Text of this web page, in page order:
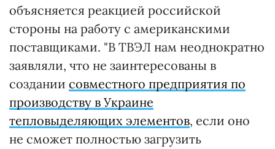
объясняется реакцией российской
стороны на работу с американскими
поставщиками. "В ТВЭЛ нам неоднократно
заявляли, что не заинтересованы в
создании совместного предприятия по
производству в Украине
тепловыделяющих элементов, если оно
не сможет полностью загрузить